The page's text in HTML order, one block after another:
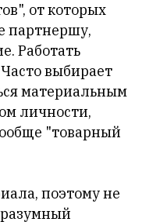
от которых
партнершу,
Работать
выбирает
материальным
личности,
"товарный
поэтому не